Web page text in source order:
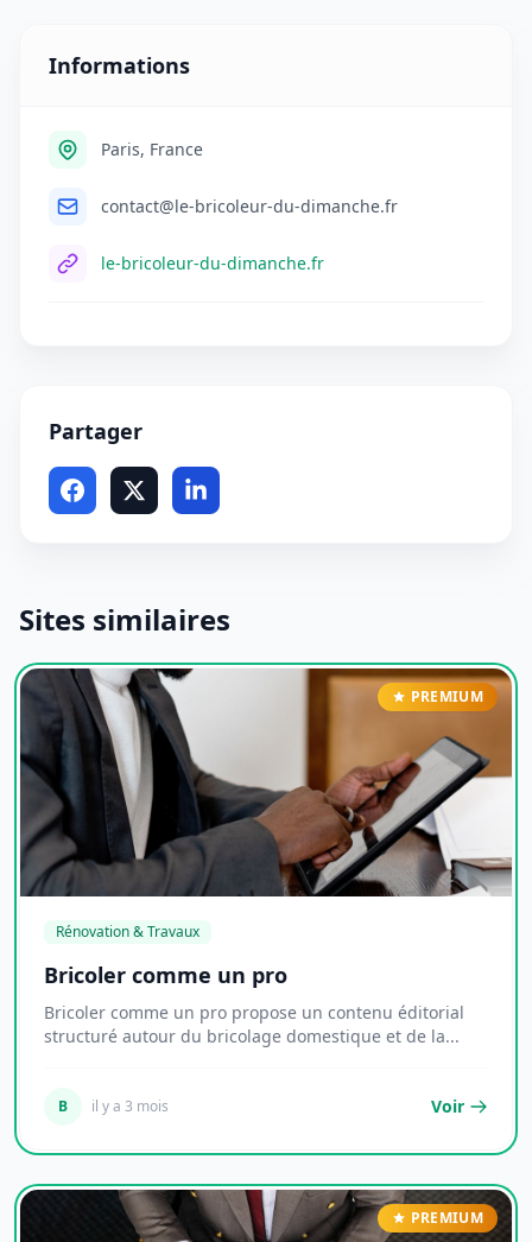
Informations
Paris, France
contact@le-bricoleur-du-dimanche.fr
le-bricoleur-du-dimanche.fr
Partager
Sites similaires
PREMIUM
Rénovation & Travaux
Bricoler comme un pro
Bricoler comme un pro propose un contenu éditorial
structuré autour du bricolage domestique et de la...
B il y a 3 mois Voir
PREMIUM